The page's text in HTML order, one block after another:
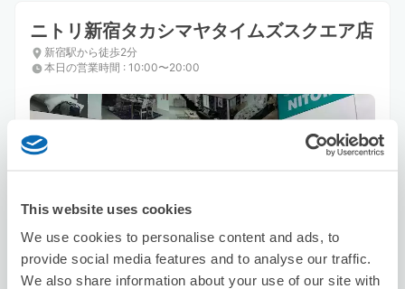
This website uses cookies
We use cookies to personalise content and ads, to
provide social media features and to analyse our traffic.
We also share information about your use of our site with
ニトリ新宿タカシマヤタイムズスクエア店
新宿駅から徒歩2分
本日の営業時間 : 10:00〜20:00
保管できる荷物数
:
空き時間